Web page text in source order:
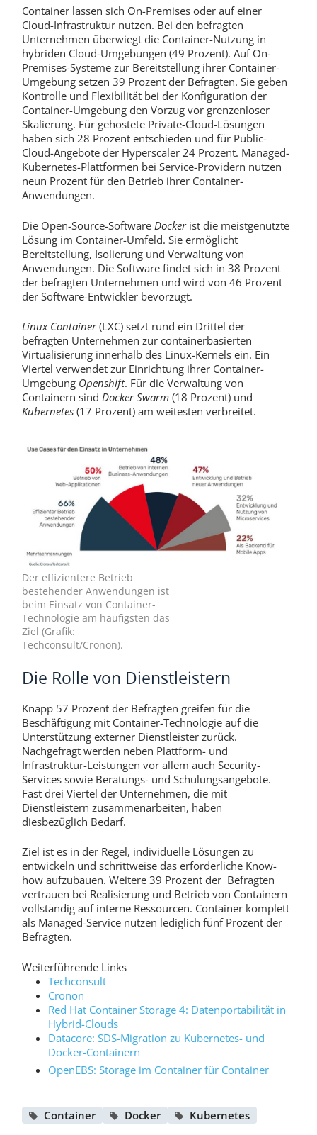
Container lassen sich On-Premises oder auf einer
Cloud-Infrastruktur nutzen. Bei den befragten
Unternehmen überwiegt die Container-Nutzung in
hybriden Cloud-Umgebungen (49 Prozent). Auf On-
Premises-Systeme zur Bereitstellung ihrer Container-
Umgebung setzen 39 Prozent der Befragten. Sie geben
Kontrolle und Flexibilität bei der Konfiguration der
Container-Umgebung den Vorzug vor grenzenloser
Skalierung. Für gehostete Private-Cloud-Lösungen
haben sich 28 Prozent entschieden und für Public-
Cloud-Angebote der Hyperscaler 24 Prozent. Managed-
Kubernetes-Plattformen bei Service-Providern nutzen
neun Prozent für den Betrieb ihrer Container-
Anwendungen.
Die Open-Source-Software Dockerist die meistgenutzte
Lösung im Container-Umfeld. Sie ermöglicht
Bereitstellung, Isolierung und Verwaltung von
Anwendungen. Die Software findet sich in 38 Prozent
der befragten Unternehmen und wird von 46 Prozent
der Software-Entwickler bevorzugt.
Linux Container(LXC) setzt rund ein Drittel der
befragten Unternehmen zur containerbasierten
Virtualisierung innerhalb des Linux-Kernels ein. Ein
Viertel verwendet zur Einrichtung ihrer Container-
Umgebung Openshift. Für die Verwaltung von
Containern sind Docker Swarm(18 Prozent) und
Kubernetes(17 Prozent) am weitesten verbreitet.
Der effizientere Betrieb
bestehender Anwendungen ist
beim Einsatz von Container-
Technologie am häufigsten das
Ziel (Grafik:
Techconsult/Cronon).
Die Rolle von Dienstleistern
Knapp 57 Prozent der Befragten greifen für die
Beschäftigung mit Container-Technologie auf die
Unterstützung externer Dienstleister zurück.
Nachgefragt werden neben Plattform- und
Infrastruktur-Leistungen vor allem auch Security-
Services sowie Beratungs- und Schulungsangebote.
Fast drei Viertel der Unternehmen, die mit
Dienstleistern zusammenarbeiten, haben
diesbezüglich Bedarf.
Ziel ist es in der Regel, individuelle Lösungen zu
entwickeln und schrittweise das erforderliche Know-
how aufzubauen. Weitere 39 Prozent der Befragten
vertrauen bei Realisierung und Betrieb von Containern
vollständig auf interne Ressourcen. Container komplett
als Managed-Service nutzen lediglich fünf Prozent der
Befragten.
Weiterführende Links
Techconsult
Cronon
Red Hat Container Storage 4: Datenportabilität in
Hybrid-Clouds
Datacore: SDS-Migration zu Kubernetes- und
Docker-Containern
OpenEBS: Storage im Container für Container
Container Docker Kubernetes